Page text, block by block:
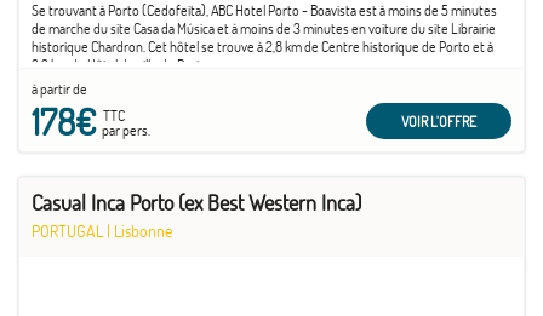
Se trouvant à Porto (Cedofeita), ABC Hotel Porto - Boavista est à moins de 5 minutes
de marche du site Casa da Música et à moins de 3 minutes en voiture du site Librairie
historique Chardron. Cet hôtel se trouve à 2,8 km de Centre historique de Porto et à
3,3 km de Hôtel de ville de Porto.
à partir de
178€TTC
par pers.
VOIR L'OFFRE
Casual Inca Porto (ex Best Western Inca)
PORTUGAL | Lisbonne